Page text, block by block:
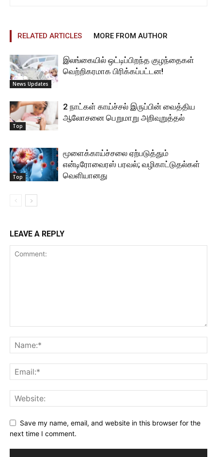
RELATED ARTICLES MORE FROM AUTHOR
News Updates
இலங்கையில் ஒட்டிப்பிறந்த குழந்தைகள்
வெற்றிகரமாக பிரிக்கப்பட்டன!
Top
2 நாட்கள் காய்ச்சல் இருப்பின் வைத்திய
ஆலோசனை பெறுமாறு அறிவுறுத்தல்
Top
மூளைக்காய்ச்சலை ஏற்படுத்தும்
என்டிரோவைரஸ் பரவல்; வழிகாட்டுதல்கள்
வெளியானது
LEAVE A REPLY
Save my name, email, and website in this browser for the
next time I comment.